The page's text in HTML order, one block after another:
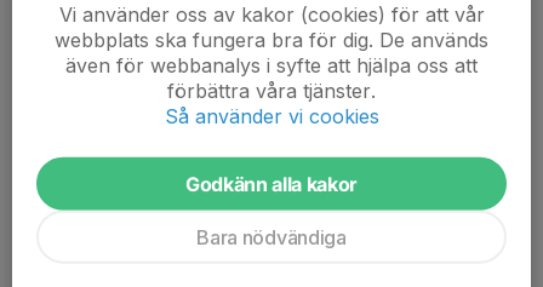
Då har vi flera aktiva med i 15-års- och 19-årsklasserna som
har sina mästerskap då. Kanske fler medaljer och fina
placeringar då ?
Vi använder oss av kakor (cookies) för att vår
webbplats ska fungera bra för dig. De används
även för webbanalys i syfte att hjälpa oss att
förbättra våra tjänster.
Så använder vi cookies
Godkänn alla kakor
Bara nödvändiga